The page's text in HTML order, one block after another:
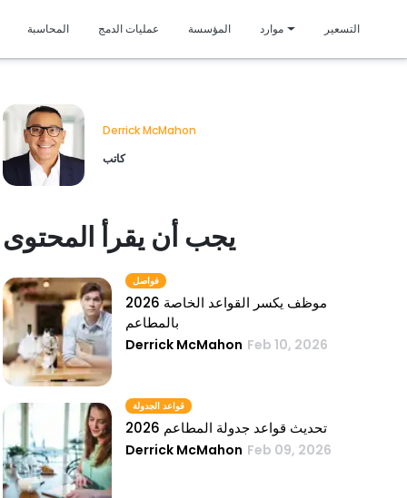
المحاسبة عمليات الدمج المؤسسة موارد التسعير
Derrick McMahon
كاتب
يجب أن يقرأ المحتوى
فواصل
2026 موظف يكسر القواعد الخاصة
بالمطاعم
Derrick McMahon Feb 10, 2026
قواعد الجدولة
تحديث قواعد جدولة المطاعم 2026
Derrick McMahon Feb 09, 2026